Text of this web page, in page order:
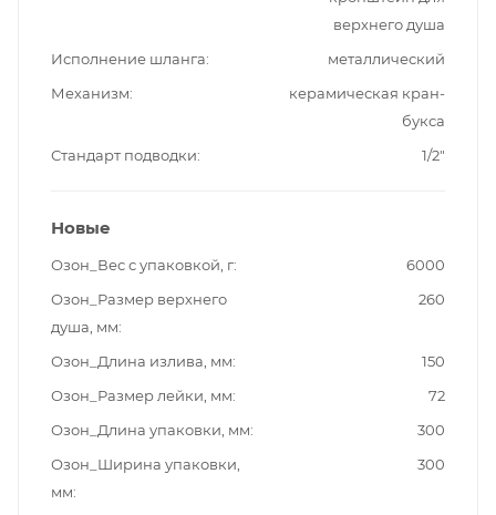
верхнего душа
Исполнение шланга
металлический
Механизм
керамическая кран-
букса
Стандарт подводки
1/2"
Новые
Озон_Вес с упаковкой, г
6000
Озон_Размер верхнего
душа, мм
260
Озон_Длина излива, мм
150
Озон_Размер лейки, мм
72
Озон_Длина упаковки, мм
300
Озон_Ширина упаковки,
мм
300